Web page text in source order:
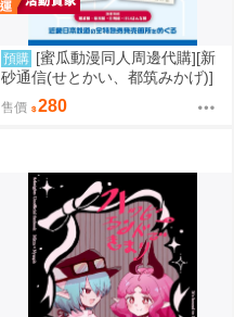
預購 [蜜瓜動漫同人周邊代購][新
砂通信(せとかい、都筑みかげ)]
近鉄ASKAめぐり 難波・奈良線
編(同人誌)
售價 280